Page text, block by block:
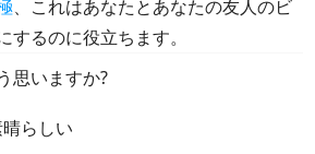
、これはあなたとあなたの友人のビ
るのに役立ちます。
思いますか?
らしい